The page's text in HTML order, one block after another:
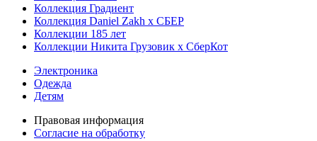
Коллекция Градиент
Коллекция Daniel Zakh x СБЕР
Коллекции 185 лет
Коллекции Никита Грузовик х СберКот
Электроника
Одежда
Детям
Правовая информация
Согласие на обработку